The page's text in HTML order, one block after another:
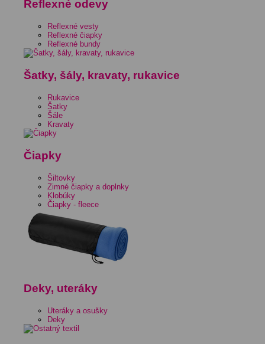
Reflexné odevy
Reflexné vesty
Reflexné čiapky
Reflexné bundy
Šatky, šály, kravaty, rukavice
Rukavice
Šatky
Šále
Kravaty
Čiapky
Šiltovky
Zimné čiapky a doplnky
Klobúky
Čiapky - fleece
Deky, uteráky
Uteráky a osušky
Deky